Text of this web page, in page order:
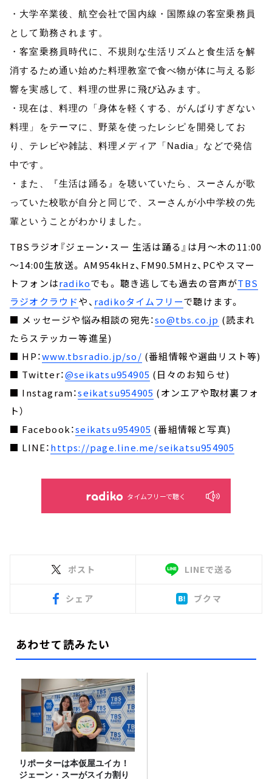
・大学卒業後、航空会社で国内線・国際線の客室乗務員
として勤務されます。
・客室乗務員時代に、不規則な生活リズムと食生活を解
消するため通い始めた料理教室で食べ物が体に与える影
響を実感して、料理の世界に飛び込みます。
・現在は、料理の「身体を軽くする、がんばりすぎない
料理」をテーマに、野菜を使ったレシピを開発してお
り、テレビや雑誌、料理メディア「Nadia」などで発信
中です。
・また、『生活は踊る』を聴いていたら、スーさんが歌
っていた校歌が自分と同じで、スーさんが小中学校の先
輩ということがわかりました。
TBSラジオ『ジェーン・スー 生活は踊る』は月～木の11:00
～14:00生放送。 AM954kHz、FM90.5MHz、PCやスマー
トフォンはradikoでも。 聴き逃しても過去の音声がTBS
ラジオクラウドや、 radikoタイムフリーで聴けます。
■ メッセージや悩み相談の宛先：so@tbs.co.jp (読まれ
たらステッカー等進呈)
■ HP：www.tbsradio.jp/so/ (番組情報や選曲リスト等)
■ Twitter：@seikatsu954905 (日々のお知らせ)
■ Instagram：seikatsu954905 (オンエアや取材裏フォ
ト）
■ Facebook：seikatsu954905 (番組情報と写真)
■ LINE：https://page.line.me/seikatsu954905
タイムフリーで聴く
ポスト LINEで送る
シェア ブクマ
あわせて読みたい
リポーターは本仮屋ユイカ！
ジェーン・スーがスイカ割り